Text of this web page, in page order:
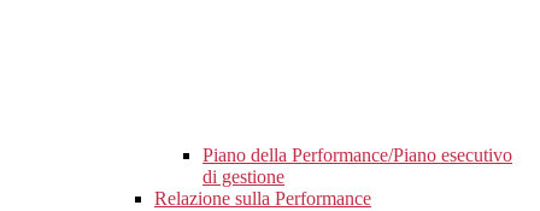
Piano della Performance/Piano esecutivo
di gestione
Relazione sulla Performance